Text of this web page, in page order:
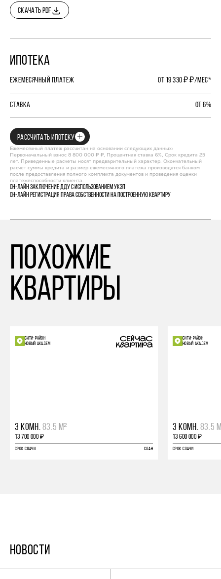
СКАЧАТЬ PDF
ИПОТЕКА
ЕЖЕМЕСЯЧНЫЙ ПЛАТЕЖ ОТ 19 330 ₽ ₽/МЕС*
СТАВКА ОТ 6%
РАССЧИТАТЬ ИПОТЕКУ
Ежемесячный платеж рассчитан на основании следующих данных:
Первоначальный взнос 8 800 000 ₽ ₽, Процентная ставка 6%, Срок кредита 25
лет. Приведенные расчеты носят предварительный характер. Окончательный
расчет суммы кредита и размер ежемесячного платежа производятся банком
после предоставления полного комплекта документов и проведения оценки
платежеспособности клиента.
Он-лайн заключение ДДУ с использованием УКЭП
Он-лайн регистрация права собственности на построенную квартиру
похожие
квартиры
СИТИ-РАЙОН
НОВЫЙ АКАДЕМ
3 КОМН. 83.5 М²
13 700 000 ₽
СРОК СДАЧИ СДАН
СИТИ-РАЙОН
НОВЫЙ АКАДЕМ
3 КОМН. 83.5
13 600 000 ₽
СРОК СДАЧИ
НОВОСТИ